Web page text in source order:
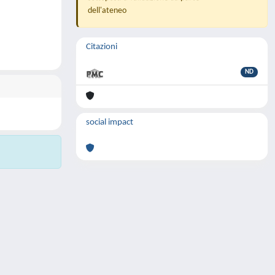
dell'ateneo
Citazioni
ND
social impact